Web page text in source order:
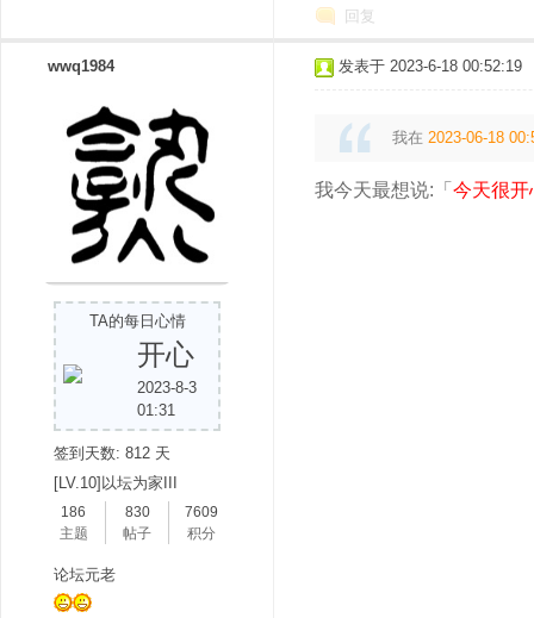
回复
wwq1984
TA的每日心情
开心
2023-8-3
01:31
签到天数: 812 天
[LV.10]以坛为家III
186
主题
830
帖子
7609
积分
论坛元老
发表于 2023-6-18 00:52:19
我在 2023-06-18
我今天最想说:「 今天很开